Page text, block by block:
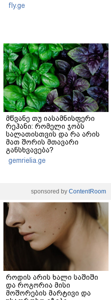
fly.ge
მწვანე თუ იასამნისფერი
რეჰანი: რომელი ჯობს
სალათისთვის და რა არის
მათ შორის მთავარი
განსხვავება?
gemrielia.ge
sponsored by ContentRoom
როდის არის ხალი საშიში
და როგორია მისი
მოშორების მარტივი და